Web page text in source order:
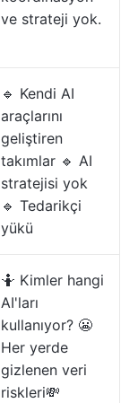
ve strateji yok.
🔹 Kendi AI
araçlarını
geliştiren
takımlar 🔹 AI
stratejisi yok
🔹 Tedarikçi
yükü
🤷 Kimler hangi
AI'ları
kullanıyor? 😬
Her yerde
gizlenen veri
riskleri💸